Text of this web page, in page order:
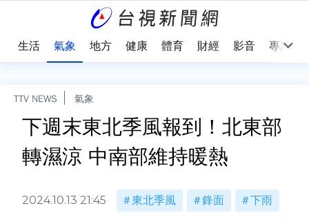
生活 氣象 地方 健康 體育 財經 影音 專題
TTV NEWS 氣象
下週末東北季風報到！北東部
轉濕涼 中南部維持暖熱
2024.10.13 21:45 東北季風 鋒面 下雨